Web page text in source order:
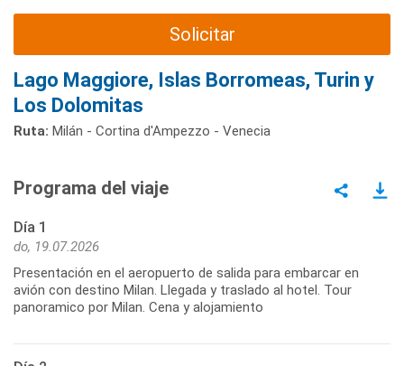
Solicitar
Lago Maggiore, Islas Borromeas, Turin y
Los Dolomitas
Ruta: Milán - Cortina d'Ampezzo - Venecia
Programa del viaje
Día 1
do, 19.07.2026
Presentación en el aeropuerto de salida para embarcar en
avión con destino Milan. Llegada y traslado al hotel. Tour
panoramico por Milan. Cena y alojamiento